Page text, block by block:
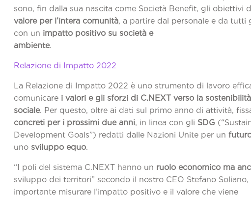
sono, fin dalla sua nascita come Società Benefit, gli obiettivi
valore per l’intera comunità, a partire dal personale e da tutti
con un impatto positivo su società e
ambiente.
Relazione di Impatto
La Relazione di Impatto 2022 è uno strumento di lavoro
comunicare i valori e gli sforzi di C.NEXT verso la
sociale. Per questo, oltre ai dati sul primo anno di attività,
concreti per i prossimi due anni, in linea con gli SDG
Development Goals”) redatti dalle Nazioni Unite per un
uno sviluppo equo
“I poli del sistema C.NEXT hanno un ruolo economico ma
sviluppo dei territori” secondo il nostro CEO Stefano Soliano,
importante misurare l’impatto positivo e il valore che viene